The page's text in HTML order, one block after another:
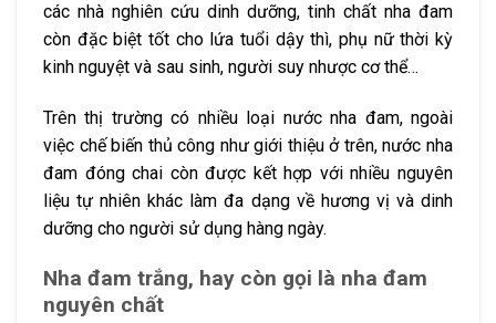
các nhà nghiên cứu dinh dưỡng, tinh chất nha đam
còn đặc biệt tốt cho lứa tuổi dậy thì, phụ nữ thời kỳ
kinh nguyệt và sau sinh, người suy nhược cơ thể…
Trên thị trường có nhiều loại nước nha đam, ngoài
việc chế biến thủ công như giới thiệu ở trên, nước nha
đam đóng chai còn được kết hợp với nhiều nguyên
liệu tự nhiên khác làm đa dạng về hương vị và dinh
dưỡng cho người sử dụng hàng ngày.
Nha đam trắng, hay còn gọi là nha đam
nguyên chất